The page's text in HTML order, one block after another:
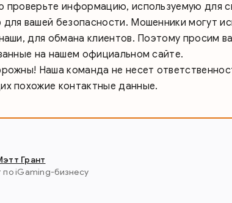
проверьте информацию, используемую для
вашей безопасности. Мошенники могут
для обмана клиентов. Поэтому просим
на нашем официальном сайте.
Наша команда не несет
похожие контактные данные.
Грант
по iGaming-бизнесу